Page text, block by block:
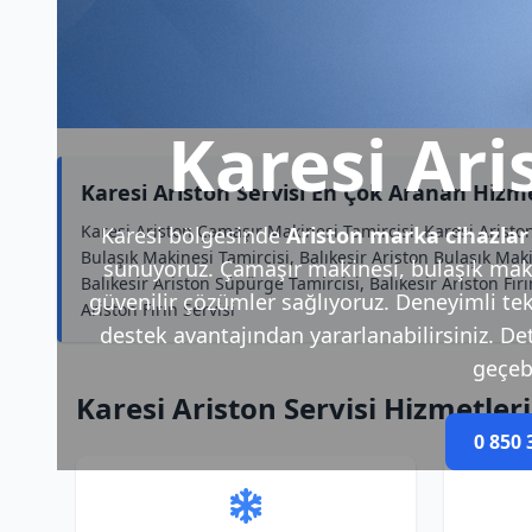
Karesi
Karesi bölgesindeAriston marka cihazlar
sunuyoruz. Çamaşır makinesi, bulaşık
güvenilir çözümler sağlıyoruz. Deneyimli
destek avantajından yararlanabilirsiniz.
0 850
Karesi Ariston Servisi En Çok Aranan
Karesi Ariston Çamaşır Makinesi Tamircisi, Karesi
Bulaşık Makinesi Tamircisi, Balıkesir Ariston Bulaşık
Balıkesir Ariston Süpürge Tamircisi, Balıkesir Ariston
Ariston Fırın Servisi
Karesi Ariston Servisi